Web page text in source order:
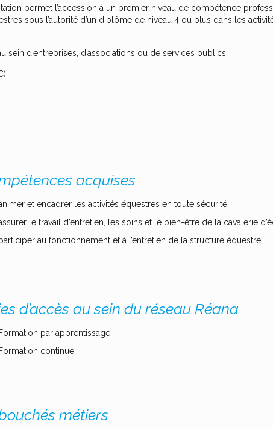
permet l’accession à un premier niveau de compétence
sous l’autorité d’un diplôme de niveau 4 ou plus dans les
sein d’entreprises, d’associations ou de services publics.
acquises
et encadrer les activités équestres en toute sécurité,
le travail d’entretien, les soins et le bien-être de la cavalerie
au fonctionnement et à l’entretien de la structure équestre.
d’accès au sein du réseau Réana
Formation par apprentissage
Formation continue
métiers